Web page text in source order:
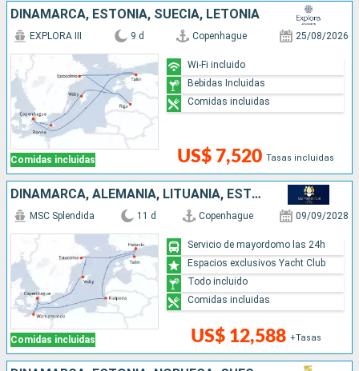
DINAMARCA, ESTONIA, SUECIA, LETONIA
Comidas incluidas
EXPLORA III 9 d Copenhague 25/08/2026
US$ 7,520 Tasas incluidas
Wi-Fi incluido
Bebidas Incluidas
Comidas incluidas
DINAMARCA, ALEMANIA, LITUANIA, ESTONIA, FINLANDIA, SUECIA
Comidas incluidas
MSC Splendida 11 d Copenhague 09/09/2028
US$ 12,588 +Tasas
Servicio de mayordomo las 24h
Espacios exclusivos Yacht Club
Todo incluido
Comidas incluidas